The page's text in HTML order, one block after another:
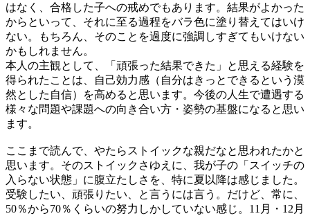
はなく、合格した子への戒めでもあります。結果がよかった
からといって、それに至る過程をバラ色に塗り替えてはいけ
ない。もちろん、そのことを過度に強調しすぎてもいけない
かもしれません。
本人の主観として、「頑張った結果できた」と思える経験を
得られたことは、自己効力感（自分はきっとできるという漠
然とした自信）を高めると思います。今後の人生で遭遇する
様々な問題や課題への向き合い方・姿勢の基盤になると思い
ます。
ここまで読んで、やたらストイックな親だなと思われたかと
思います。そのストイックさゆえに、我が子の「スイッチの
入らない状態」に腹立たしさを、特に夏以降は感じました。
受験したい、頑張りたい、と言うには言う。だけど、常に、
50％から70％くらいの努力しかしていない感じ。11月・12月